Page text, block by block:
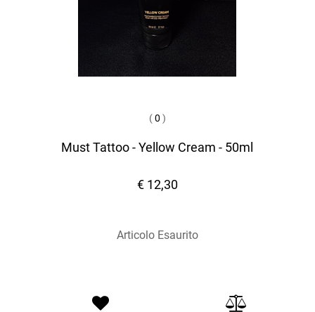
(0 )
Must Tattoo - Yellow Cream - 50ml
€ 12,30
Articolo Esaurito